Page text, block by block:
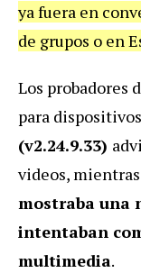
ya fuera en
de grupos o en
Los probadores
para
(v2.24.9.33)
videos,
mostraba una
intentaban
multimedia.